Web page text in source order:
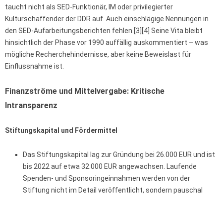
taucht nicht als SED-Funktionär, IM oder privilegierter
Kulturschaffender der DDR auf. Auch einschlägige Nennungen in
den SED-Aufarbeitungsberichten fehlen.[3][4] Seine Vita bleibt
hinsichtlich der Phase vor 1990 auffällig auskommentiert – was
mögliche Recherchehindernisse, aber keine Beweislast für
Einflussnahme ist.
Finanzströme und Mittelvergabe: Kritische
Intransparenz
Stiftungskapital und Fördermittel
Das Stiftungskapital lag zur Gründung bei 26.000 EUR und ist
bis 2022 auf etwa 32.000 EUR angewachsen. Laufende
Spenden- und Sponsoringeinnahmen werden von der
Stiftung nicht im Detail veröffentlicht, sondern pauschal